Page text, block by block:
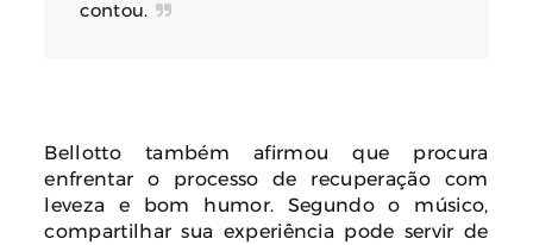
contou.
Bellotto também afirmou que procura
enfrentar o processo de recuperação com
leveza e bom humor. Segundo o músico,
compartilhar sua experiência pode servir de